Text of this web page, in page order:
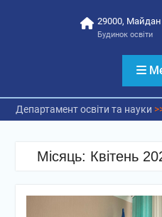
29000, Майдан
Будинок освіти
Департамент освіти та науки
Місяць: Квітень